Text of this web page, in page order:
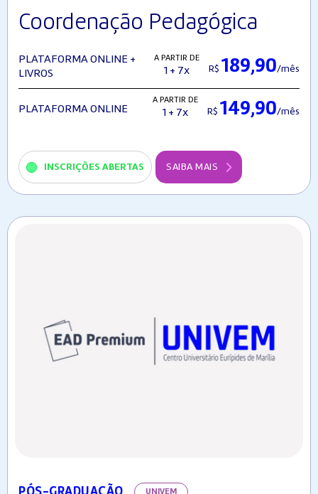
Coordenação Pedagógica
PLATAFORMA ONLINE +
LIVROS
A PARTIR DE
1 + 7x R$ 189,90/mês
PLATAFORMA ONLINE
A PARTIR DE
1 + 7x R$ 149,90/mês
INSCRIÇÕES ABERTAS SAIBA MAIS
UNIVEM